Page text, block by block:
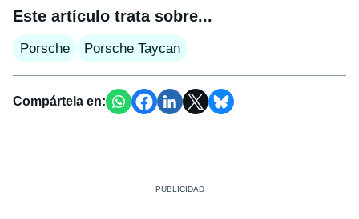
Este artículo trata sobre...
Porsche Porsche Taycan
Compártela en: